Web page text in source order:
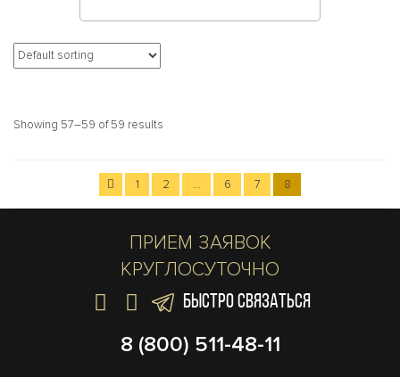
Showing 57–59 of 59 results
1 2 … 6 7 8
ПРИЕМ ЗАЯВОК
КРУГЛОСУТОЧНО
БЫСТРО СВЯЗАТЬСЯ
8 (800) 511-48-11